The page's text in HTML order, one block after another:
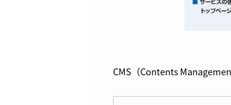
CMS（Contents